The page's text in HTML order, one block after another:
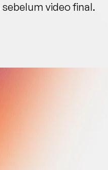
sebelum video final.